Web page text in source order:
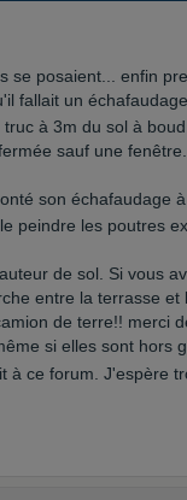
se posaient... enfin
fallait un
à 3m du sol à
sauf une
son échafaudage
peindre les poutres
de sol. Si vous
entre la terrasse et
de terre!! merci
si elles sont hors
à ce forum. J'espère